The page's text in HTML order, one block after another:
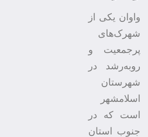
واوان یکی از
شهرک‌های
پرجمعیت و
رو‌به‌رشد در
شهرستان
اسلامشهر
است که در
جنوب استان